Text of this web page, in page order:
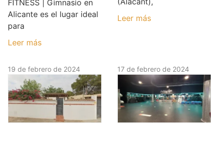
FITNESS | Gimnasio en
Alicante es el lugar ideal
para
Leer más
Leer más
19 de febrero de 2024 17 de febrero de 2024